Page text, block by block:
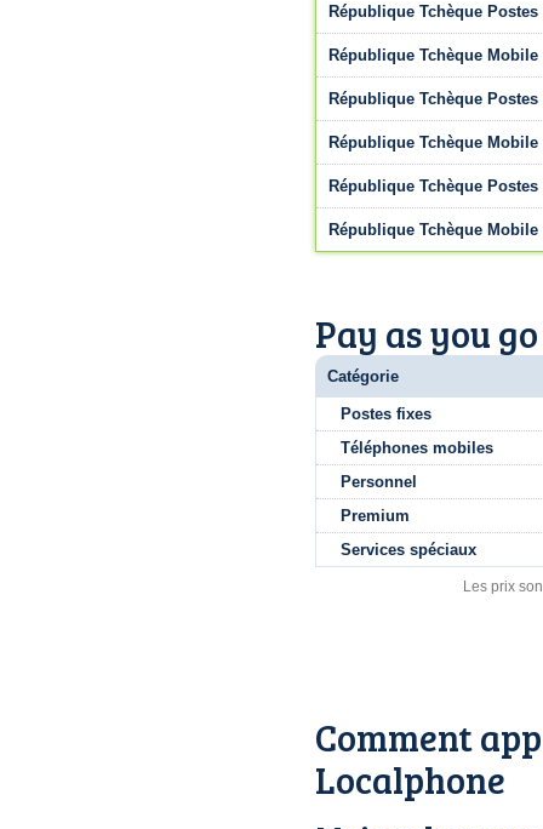
République Tchèque Postes
République Tchèque
République Tchèque Postes
République Tchèque
République Tchèque Postes
République Tchèque
Pay as you
Catégorie
Postes fixes
Téléphones mobiles
Personnel
Premium
Services spéciaux
Les prix
Comment
Localphone